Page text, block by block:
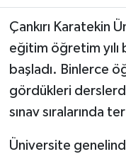
Çankırı Karatekin
eğitim öğretim yılı
başladı. Binlerce
gördükleri
sınav sıralarında
Üniversite
BÖLGE